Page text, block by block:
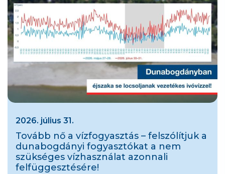
2026. július 31.
Tovább nő a vízfogyasztás – felszólítjuk a
dunabogdányi fogyasztókat a nem
szükséges vízhasználat azonnali
felfüggesztésére!